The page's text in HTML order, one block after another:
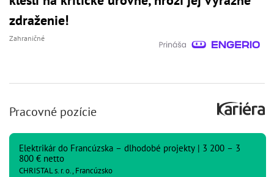
zdraženie!
Zahraničné
Pracovné pozície
Elektrikár do Francúzska – dlhodobé projekty | 3 200 – 3
800 € netto
CHRISTAL s. r. o., Francúzsko